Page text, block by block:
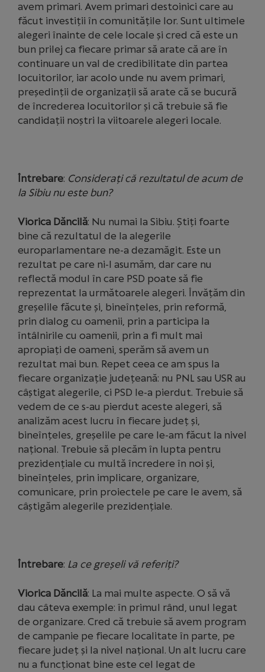
avem primari. Avem primari destoinici care au
făcut investiții în comunitățile lor. Sunt ultimele
alegeri înainte de cele locale și cred că este un
bun prilej ca fiecare primar să arate că are în
continuare un val de credibilitate din partea
locuitorilor, iar acolo unde nu avem primari,
președinții de organizații să arate că se bucură
de încrederea locuitorilor și că trebuie să fie
candidații noștri la viitoarele alegeri locale.
Întrebare: Considerați că rezultatul de acum de
la Sibiu nu este bun?
Viorica Dăncilă: Nu numai la Sibiu. Ştiţi foarte
bine că rezultatul de la alegerile
europarlamentare ne-a dezamăgit. Este un
rezultat pe care ni-l asumăm, dar care nu
reflectă modul în care PSD poate să fie
reprezentat la următoarele alegeri. Învăţăm din
greşelile făcute şi, bineînţeles, prin reformă,
prin dialog cu oamenii, prin a participa la
întâlnirile cu oamenii, prin a fi mult mai
apropiaţi de oameni, sperăm să avem un
rezultat mai bun. Repet ceea ce am spus la
fiecare organizaţie judeţeană: nu PNL sau USR au
câştigat alegerile, ci PSD le-a pierdut. Trebuie să
vedem de ce s-au pierdut aceste alegeri, să
analizăm acest lucru în fiecare judeţ şi,
bineînţeles, greşelile pe care le-am făcut la nivel
naţional. Trebuie să plecăm în lupta pentru
prezidenţiale cu multă încredere în noi şi,
bineînţeles, prin implicare, organizare,
comunicare, prin proiectele pe care le avem, să
câştigăm alegerile prezidenţiale.
Întrebare: La ce greșeli vă referiți?
Viorica Dăncilă: La mai multe aspecte. O să vă
dau câteva exemple: în primul rând, unul legat
de organizare. Cred că trebuie să avem program
de campanie pe fiecare localitate în parte, pe
fiecare județ și la nivel național. Un alt lucru care
nu a funcționat bine este cel legat de